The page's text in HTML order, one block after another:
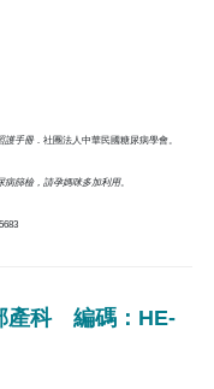
護手冊．社團法人中華民國糖尿病學會。
病篩檢，請孕媽咪多加利用。
產科 編碼：HE-